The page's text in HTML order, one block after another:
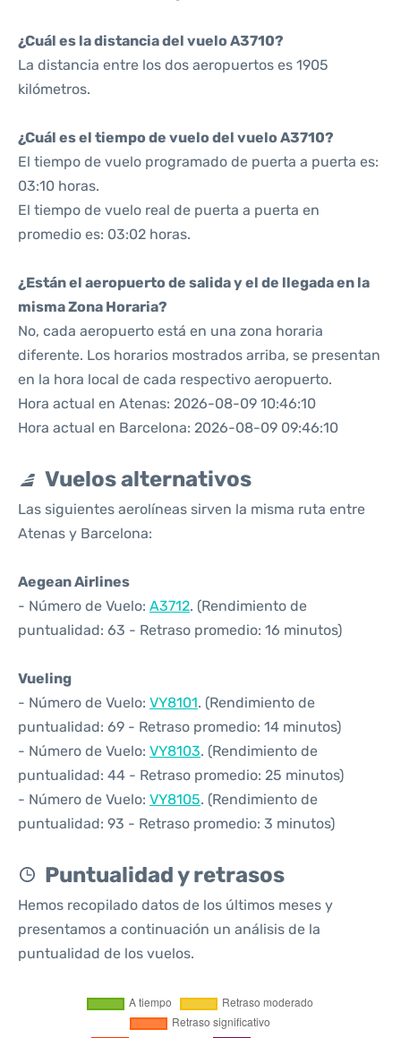
¿Cuál es la distancia del vuelo A3710?
La distancia entre los dos aeropuertos es 1905
kilómetros.
¿Cuál es el tiempo de vuelo del vuelo A3710?
El tiempo de vuelo programado de puerta a puerta es:
03:10 horas.
El tiempo de vuelo real de puerta a puerta en
promedio es: 03:02 horas.
¿Están el aeropuerto de salida y el de llegada en la
misma Zona Horaria?
No, cada aeropuerto está en una zona horaria
diferente. Los horarios mostrados arriba, se presentan
en la hora local de cada respectivo aeropuerto.
Hora actual en Atenas: 2026-08-09 10:46:10
Hora actual en Barcelona: 2026-08-09 09:46:10
Vuelos alternativos
Las siguientes aerolíneas sirven la misma ruta entre
Atenas y Barcelona:
Aegean Airlines
- Número de Vuelo: A3712. (Rendimiento de
puntualidad: 63 - Retraso promedio: 16 minutos)
Vueling
- Número de Vuelo: VY8101. (Rendimiento de
puntualidad: 69 - Retraso promedio: 14 minutos)
- Número de Vuelo: VY8103. (Rendimiento de
puntualidad: 44 - Retraso promedio: 25 minutos)
- Número de Vuelo: VY8105. (Rendimiento de
puntualidad: 93 - Retraso promedio: 3 minutos)
Puntualidad y retrasos
Hemos recopilado datos de los últimos meses y
presentamos a continuación un análisis de la
puntualidad de los vuelos.